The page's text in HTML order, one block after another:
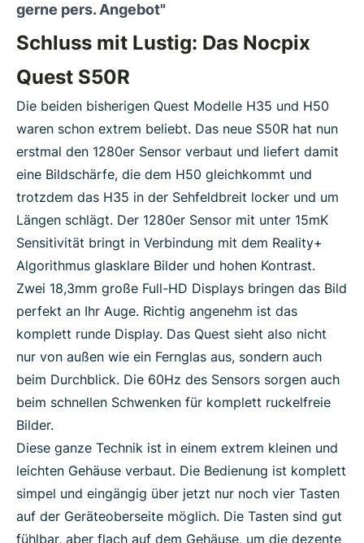
gerne pers. Angebot"
Schluss mit Lustig: Das Nocpix
Quest S50R
Die beiden bisherigen Quest Modelle H35 und H50
waren schon extrem beliebt. Das neue S50R hat nun
erstmal den 1280er Sensor verbaut und liefert damit
eine Bildschärfe, die dem H50 gleichkommt und
trotzdem das H35 in der Sehfeldbreit locker und um
Längen schlägt. Der 1280er Sensor mit unter 15mK
Sensitivität bringt in Verbindung mit dem Reality+
Algorithmus glasklare Bilder und hohen Kontrast.
Zwei 18,3mm große Full-HD Displays bringen das Bild
perfekt an Ihr Auge. Richtig angenehm ist das
komplett runde Display. Das Quest sieht also nicht
nur von außen wie ein Fernglas aus, sondern auch
beim Durchblick. Die 60Hz des Sensors sorgen auch
beim schnellen Schwenken für komplett ruckelfreie
Bilder.
Diese ganze Technik ist in einem extrem kleinen und
leichten Gehäuse verbaut. Die Bedienung ist komplett
simpel und eingängig über jetzt nur noch vier Tasten
auf der Geräteoberseite möglich. Die Tasten sind gut
fühlbar, aber flach auf dem Gehäuse, um die dezente